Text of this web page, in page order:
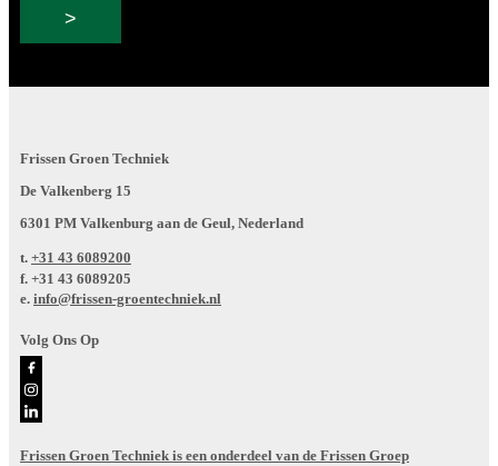
Frissen Groen Techniek
De Valkenberg 15
6301 PM Valkenburg aan de Geul, Nederland
t. +31 43 6089200
f. +31 43 6089205
e. info@frissen-groentechniek.nl
Volg Ons Op
Frissen Groen Techniek is een onderdeel van de Frissen Groep